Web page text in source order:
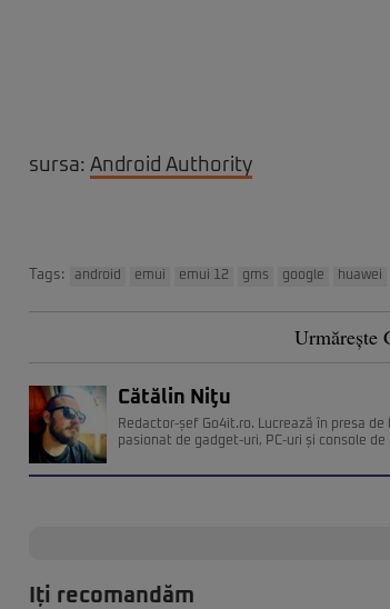
sursa: Android Authority
Tags: android emui emui 12 gms google huawei
Urmărește
Cătălin Niţu
Redactor-șef Go4it.ro. Lucrează în presa
pasionat de gadget-uri, PC-uri și console de
Iți recomandăm